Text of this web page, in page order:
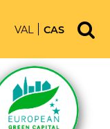
VAL CAS